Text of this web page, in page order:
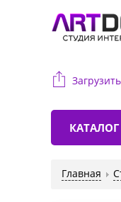
КАТАЛОГ
Главная